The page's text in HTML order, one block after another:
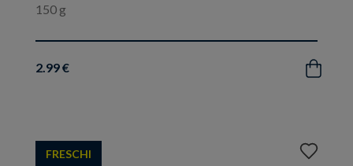
150 g
2.99 € Acquista
FRESCHI
Aggiungi